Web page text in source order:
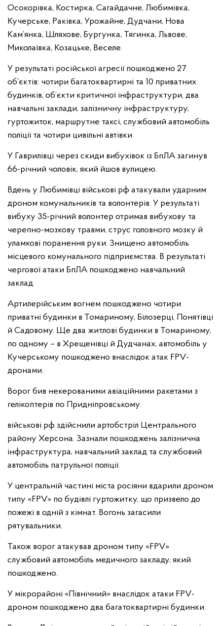
Осокорівка, Костирка, Сагайдачне, Любимівка,
Кучерське, Раківка, Урожайне, Дудчани, Нова
Кам’янка, Шляхове, Бургунка, Тягинка, Львове,
Миколаївка, Козацьке, Веселе.
У результаті російської агресії пошкоджено 27
об’єктів: чотири багатоквартирні та 10 приватних
будинків, об’єкти критичної інфраструктури, два
навчальні заклади, залізничну інфраструктуру,
гуртожиток, маршрутне таксі, службовий автомобіль
поліції та чотири цивільні автівки.
У Гаврилівці через скиди вибухівок із БпЛА загинув
66-річний чоловік, який йшов вулицею.
Вдень у Любимівці військові рф атакували ударним
дроном комунальників та волонтерів. У результаті
вибуху 35-річний волонтер отримав вибухову та
черепно-мозкову травми, струс головного мозку й
уламкові поранення руки. Знищено автомобіль
місцевого комунального підприємства. В результаті
чергової атаки БпЛА пошкоджено навчальний
заклад.
Артилерійським вогнем пошкоджено чотири
приватні будинки в Томариному, Білозерці, Понятівці
й Садовому. Ще два житлові будинки в Томариному,
по одному – в Хрещенівці й Дудчанах, автомобіль у
Кучерському пошкоджено внаслідок атак FPV-
дронами.
Ворог бив некерованими авіаційними ракетами з
гелікоптерів по Придніпровському.
військові рф здійснили артобстріл Центрального
району Херсона. Зазнали пошкоджень залізнична
інфраструктура, навчальний заклад та службовий
автомобіль патрульної поліції.
У центральній частині міста росіяни вдарили дроном
типу «FPV» по будівлі гуртожитку, що призвело до
пожежі в одній з кімнат. Вогонь загасили
рятувальники.
Також ворог атакував дроном типу «FPV»
службовий автомобіль медичного закладу, який
пошкоджено.
У мікрорайоні «Північний» внаслідок атаки FPV-
дроном пошкоджено два багатоквартирні будинки.